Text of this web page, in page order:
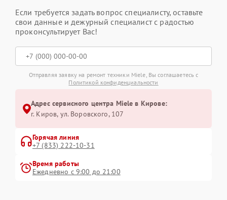
Если требуется задать вопрос специалисту, оставьте
свои данные и дежурный специалист с радостью
проконсультирует Вас!
Отправляя заявку на ремонт техники Miele, Вы соглашаетесь с
Политикой конфиденциальности
Адрес сервисного центра Miele в Кирове:
г. Киров, ул. Воровского, 107
Горячая линия
+7 (833) 222-10-31
Время работы
Ежедневно с 9:00 до 21:00